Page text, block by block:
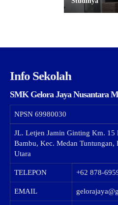
Info Sekolah
SMK Gelora Jaya Nusantara
NPSN 69980030
JL. Letjen Jamin Ginting Km.
Bambu, Kec. Medan Tuntungan,
Utara
TELEPON +62 878-
EMAIL